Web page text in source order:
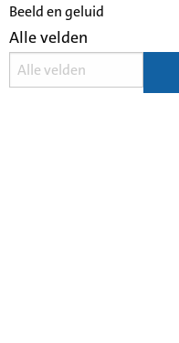
Beeld en geluid
Alle velden